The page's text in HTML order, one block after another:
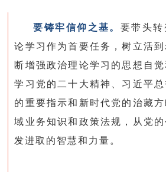
要铸牢信仰之基。 要带头转
论学习作为首要任务，树立活
断增强政治理论学习的思想自
学习党的二十大精神、习近平
的重要指示和新时代党的治藏
域业务知识和政策法规，从党
发进取的智慧和力量。